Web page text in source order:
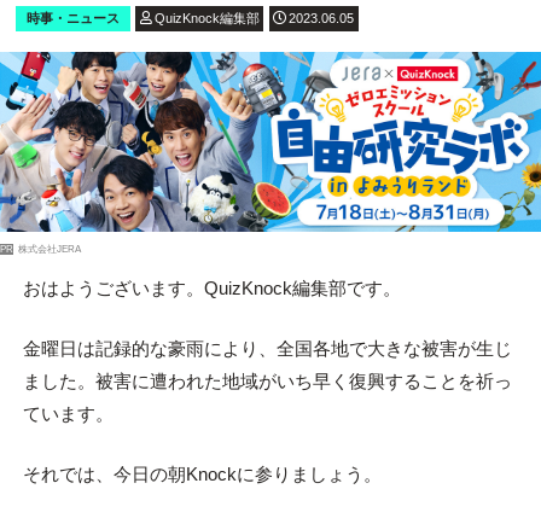
時事・ニュース QuizKnock編集部 2023.06.05
PR 株式会社JERA
おはようございます。QuizKnock編集部です。
金曜日は記録的な豪雨により、全国各地で大きな被害が生じ
ました。被害に遭われた地域がいち早く復興することを祈っ
ています。
それでは、今日の朝Knockに参りましょう。